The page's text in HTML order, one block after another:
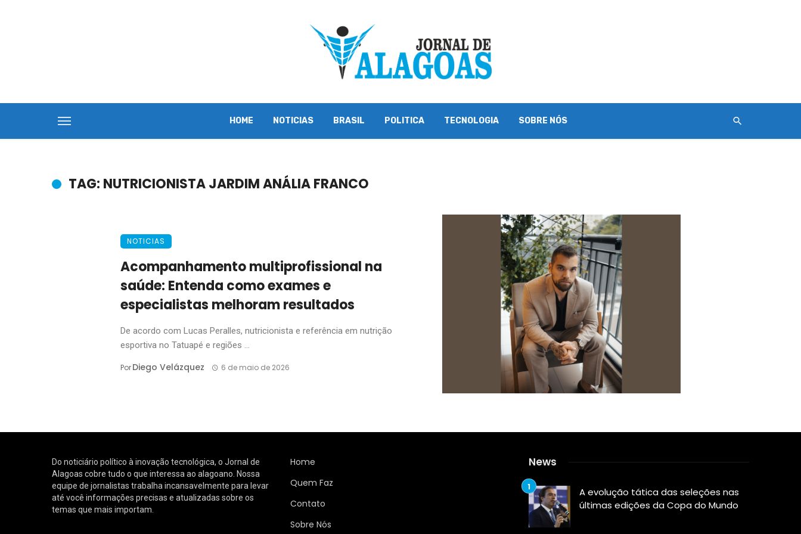
HOME NOTICIAS BRASIL POLITICA TECNOLOGIA SOBRE NÓS
TAG: NUTRICIONISTA JARDIM ANÁLIA FRANCO
NOTICIAS
Acompanhamento multiprofissional na
saúde: Entenda como exames e
especialistas melhoram resultados
De acordo com Lucas Peralles, nutricionista e referência em nutrição
esportiva no Tatuapé e regiões ...
PorDiego Velázquez 6 de maio de 2026
Do noticiário político à inovação tecnológica, o Jornal de
Alagoas cobre tudo o que interessa ao alagoano. Nossa
equipe de jornalistas trabalha incansavelmente para levar
até você informações precisas e atualizadas sobre os
temas que mais importam.
Home
Quem Faz
Contato
Sobre Nós
News
A evolução tática das seleções nas
últimas edições da Copa do Mundo